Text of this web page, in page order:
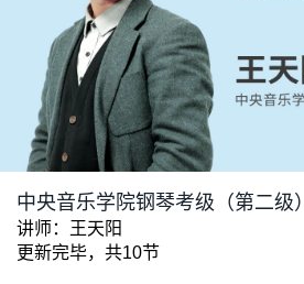
中央音乐学院钢琴考级（第二级）
讲师：王天阳
更新完毕，共10节